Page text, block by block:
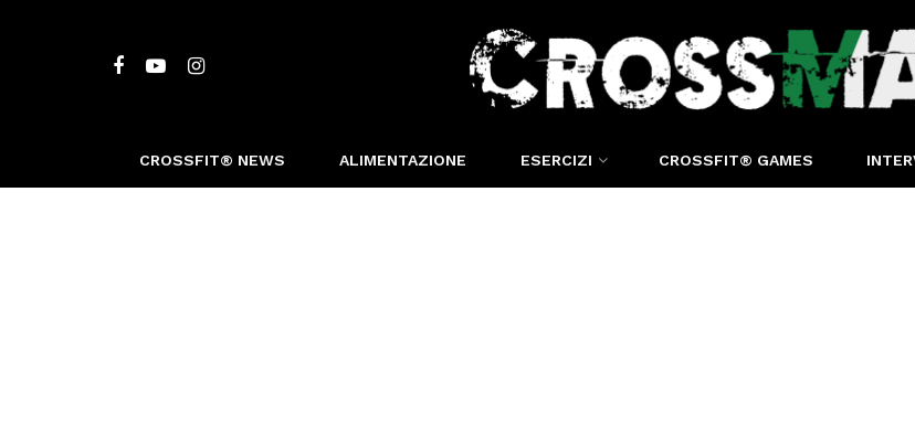
CROSSFIT® NEWS ALIMENTAZIONE ESERCIZI CROSSFIT® GAMES